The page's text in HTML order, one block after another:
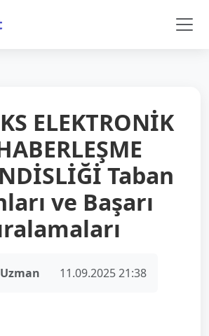
ELEKTRONİK
Taban
ve Başarı
Uzman 11.09.2025 21:38